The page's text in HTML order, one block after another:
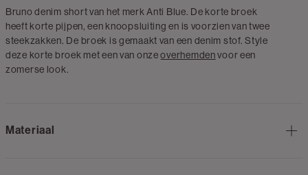
Bruno denim short van het merk Anti Blue. De korte broek
heeft korte pijpen, een knoopsluiting en is voorzien van twee
steekzakken. De broek is gemaakt van een denim stof. Style
deze korte broek met een van onzeoverhemdenvoor een
zomerse look.
Materiaal